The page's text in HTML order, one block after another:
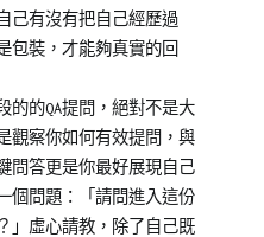
己有沒有把自己經歷過
包裝，才能夠真實的回
的的QA提問，絕對不是大
觀察你如何有效提問，與
問答更是你最好展現自己
個問題：「請問進入這份
」虛心請教，除了自己既